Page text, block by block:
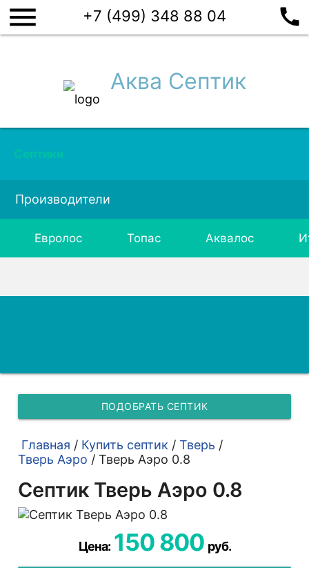
menu +7 (499) 348 88 04 call
Аква Септик
Септики
Производители
Евролос Топас Аквалос
ПОДОБРАТЬ СЕПТИК
Главная / Купить септик / Тверь /
Тверь Аэро / Тверь Аэро 0.8
Септик Тверь Аэро 0.8
Цена: 150 800 руб.